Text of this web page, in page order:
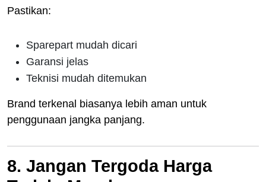
Pastikan:
Sparepart mudah dicari
Garansi jelas
Teknisi mudah ditemukan
Brand terkenal biasanya lebih aman untuk
penggunaan jangka panjang.
8. Jangan Tergoda Harga